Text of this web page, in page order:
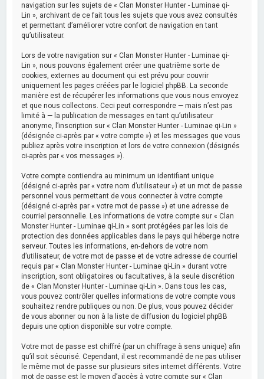
navigation sur les sujets de « Clan Monster Hunter - Luminae qi-
Lin », archivant de ce fait tous les sujets que vous avez consultés
et permettant d’améliorer votre confort de navigation en tant
qu’utilisateur.
Lors de votre navigation sur « Clan Monster Hunter - Luminae qi-
Lin », nous pouvons également créer une quatrième sorte de
cookies, externes au document qui est prévu pour couvrir
uniquement les pages créées par le logiciel phpBB. La seconde
manière est de récupérer les informations que vous nous envoyez
et que nous collectons. Ceci peut correspondre — mais n’est pas
limité à — la publication de messages en tant qu’utilisateur
anonyme, l’inscription sur « Clan Monster Hunter - Luminae qi-Lin »
(désignée ci-après par « votre compte ») et les messages que vous
publiez après votre inscription et lors de votre connexion (désignés
ci-après par « vos messages »).
Votre compte contiendra au minimum un identifiant unique
(désigné ci-après par « votre nom d’utilisateur ») et un mot de passe
personnel vous permettant de vous connecter à votre compte
(désigné ci-après par « votre mot de passe ») et une adresse de
courriel personnelle. Les informations de votre compte sur « Clan
Monster Hunter - Luminae qi-Lin » sont protégées par les lois de
protection des données applicables dans le pays qui héberge notre
serveur. Toutes les informations, en-dehors de votre nom
d’utilisateur, de votre mot de passe et de votre adresse de courriel
requis par « Clan Monster Hunter - Luminae qi-Lin » durant votre
inscription, sont obligatoires ou facultatives, à la seule discrétion
de « Clan Monster Hunter - Luminae qi-Lin ». Dans tous les cas,
vous pouvez contrôler quelles informations de votre compte vous
souhaitez rendre publiques ou non. De plus, vous pouvez décider
de vous abonner ou non à la liste de diffusion du logiciel phpBB
depuis une option disponible sur votre compte.
Votre mot de passe est chiffré (par un chiffrage à sens unique) afin
qu’il soit sécurisé. Cependant, il est recommandé de ne pas utiliser
le même mot de passe sur plusieurs sites internet différents. Votre
mot de passe est le moyen d’accès à votre compte sur « Clan